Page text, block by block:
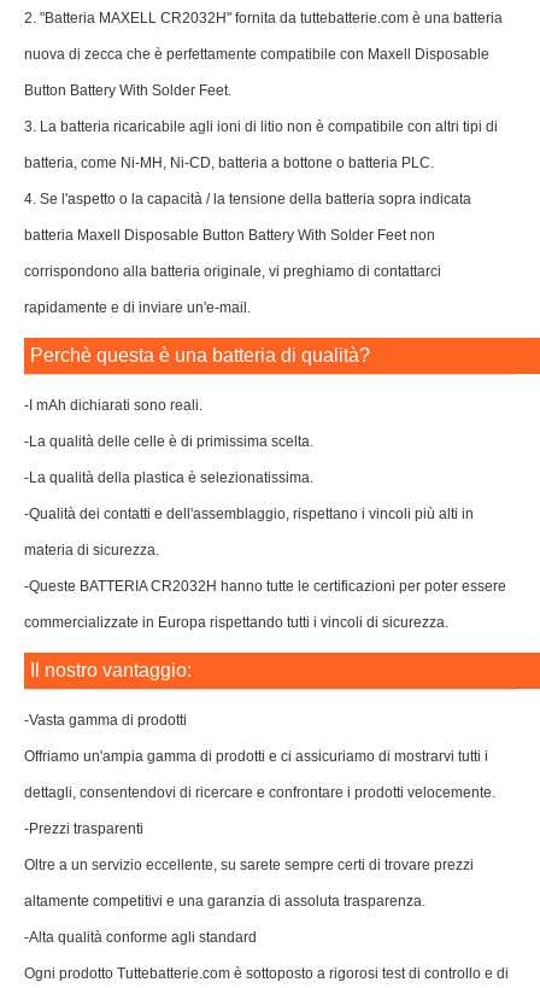
2. "Batteria MAXELL CR2032H" fornita da tuttebatterie.com è una batteria
nuova di zecca che è perfettamente compatibile con Maxell Disposable
Button Battery With Solder Feet.
3. La batteria ricaricabile agli ioni di litio non è compatibile con altri tipi di
batteria, come Ni-MH, Ni-CD, batteria a bottone o batteria PLC.
4. Se l'aspetto o la capacità / la tensione della batteria sopra indicata
batteria Maxell Disposable Button Battery With Solder Feet non
corrispondono alla batteria originale, vi preghiamo di contattarci
rapidamente e di inviare un'e-mail.
Perchè questa è una batteria di qualità?
-I mAh dichiarati sono reali.
-La qualità delle celle è di primissima scelta.
-La qualità della plastica è selezionatissima.
-Qualità dei contatti e dell'assemblaggio, rispettano i vincoli più alti in
materia di sicurezza.
-Queste BATTERIA CR2032H hanno tutte le certificazioni per poter essere
commercializzate in Europa rispettando tutti i vincoli di sicurezza.
Il nostro vantaggio:
-Vasta gamma di prodotti
Offriamo un'ampia gamma di prodotti e ci assicuriamo di mostrarvi tutti i
dettagli, consentendovi di ricercare e confrontare i prodotti velocemente.
-Prezzi trasparenti
Oltre a un servizio eccellente, su sarete sempre certi di trovare prezzi
altamente competitivi e una garanzia di assoluta trasparenza.
-Alta qualità conforme agli standard
Ogni prodotto Tuttebatterie.com è sottoposto a rigorosi test di controllo e di